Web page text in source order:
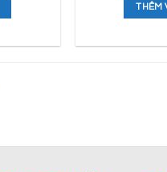
THÊM